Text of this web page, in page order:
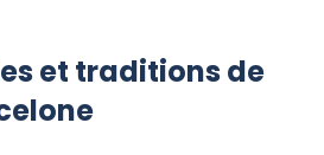
et traditions de